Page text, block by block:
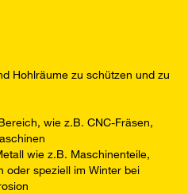
Hohlräume zu schützen und zu
wie z.B. CNC-Fräsen,
wie z.B. Maschinenteile,
oder speziell im Winter bei